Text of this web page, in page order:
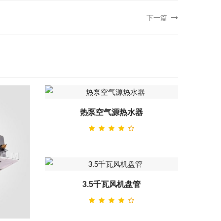
下一篇
热泵空气源热水器
3.5千瓦风机盘管